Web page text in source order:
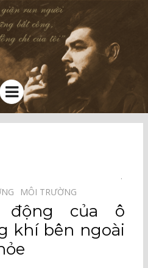
Menu
MÔI TRƯỜNG⠀
động của ô
khí bên ngoài